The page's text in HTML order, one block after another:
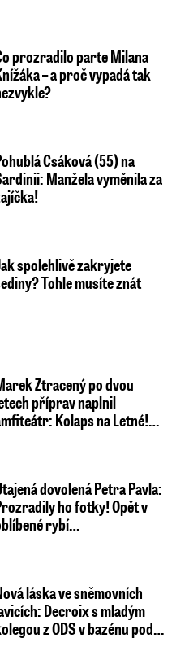
prozradilo parte Milana
– a proč vypadá tak
Csáková (55) na
Manžela vyměnila za
spolehlivě zakryjete
Tohle musíte znát
Ztracený po dvou
příprav naplnil
Kolaps na Letné!…
dovolená Petra Pavla:
ho fotky! Opět v
rybí…
láska ve sněmovních
Decroix s mladým
z ODS v bazénu pod…